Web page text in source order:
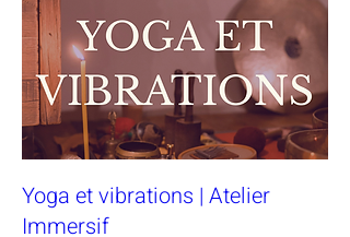
Yoga et vibrations | Atelier
Immersif